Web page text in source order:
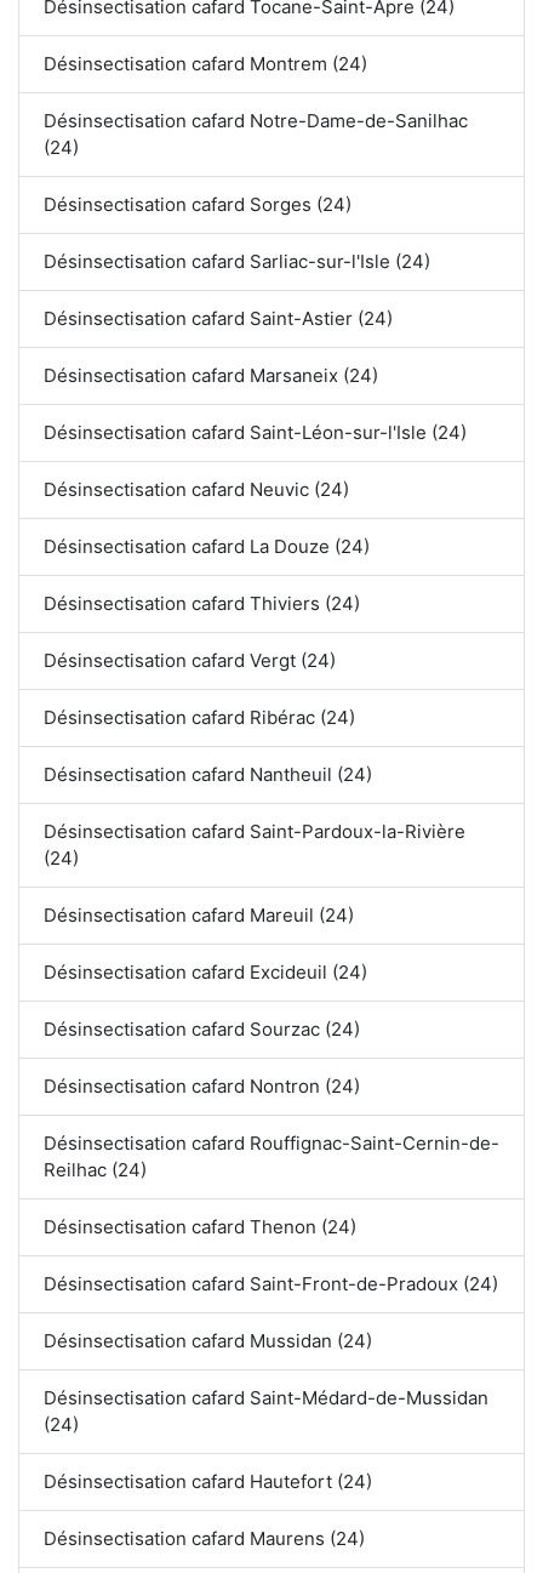
Désinsectisation cafard Tocane-Saint-Apre (24)
Désinsectisation cafard Montrem (24)
Désinsectisation cafard Notre-Dame-de-Sanilhac
(24)
Désinsectisation cafard Sorges (24)
Désinsectisation cafard Sarliac-sur-l'Isle (24)
Désinsectisation cafard Saint-Astier (24)
Désinsectisation cafard Marsaneix (24)
Désinsectisation cafard Saint-Léon-sur-l'Isle (24)
Désinsectisation cafard Neuvic (24)
Désinsectisation cafard La Douze (24)
Désinsectisation cafard Thiviers (24)
Désinsectisation cafard Vergt (24)
Désinsectisation cafard Ribérac (24)
Désinsectisation cafard Nantheuil (24)
Désinsectisation cafard Saint-Pardoux-la-Rivière
(24)
Désinsectisation cafard Mareuil (24)
Désinsectisation cafard Excideuil (24)
Désinsectisation cafard Sourzac (24)
Désinsectisation cafard Nontron (24)
Désinsectisation cafard Rouffignac-Saint-Cernin-de-
Reilhac (24)
Désinsectisation cafard Thenon (24)
Désinsectisation cafard Saint-Front-de-Pradoux (24)
Désinsectisation cafard Mussidan (24)
Désinsectisation cafard Saint-Médard-de-Mussidan
(24)
Désinsectisation cafard Hautefort (24)
Désinsectisation cafard Maurens (24)